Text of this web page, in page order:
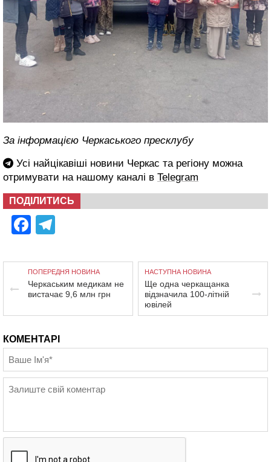
За інформацією Черкаського пресклубу
Усі найцікавіші новини Черкас та регіону можна
отримувати на нашому каналі в Telegram
ПОДІЛИТИСЬ
Facebook
ПОПЕРЕДНЯ НОВИНА
Черкаським медикам не
вистачає 9,6 млн грн
НАСТУПНА НОВИНА
Ще одна черкащанка
відзначила 100-літній
ювілей
КОМЕНТАРІ